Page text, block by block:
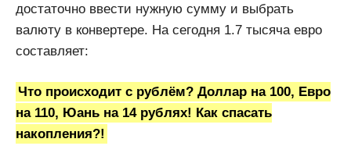
достаточно ввести нужную сумму и выбрать
валюту в конвертере. На сегодня 1.7 тысяча евро
составляет:
Что происходит с рублём? Доллар на 100, Евро
на 110, Юань на 14 рублях! Как спасать
накопления?!